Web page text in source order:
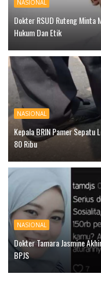
NASIONAL
Dokter RSUD Ruteng Minta
Hukum Dan Etik
NASIONAL
Kepala BRIN Pamer Sepatu
80 Ribu
NASIONAL
Dokter Tamara Jasmine
BPJS